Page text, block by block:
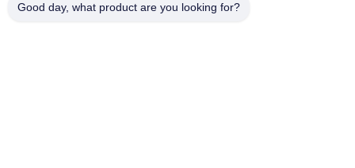
Good day, what product are you looking for?